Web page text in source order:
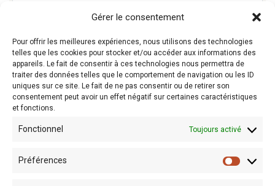
Gérer le consentement
Pour offrir les meilleures expériences, nous utilisons des technologies
telles que les cookies pour stocker et/ou accéder aux informations des
appareils. Le fait de consentir à ces technologies nous permettra de
traiter des données telles que le comportement de navigation ou les ID
uniques sur ce site. Le fait de ne pas consentir ou de retirer son
consentement peut avoir un effet négatif sur certaines caractéristiques
et fonctions.
Fonctionnel Toujours activé
Préférences
Sélectionner une catégorie
RECHERCHE